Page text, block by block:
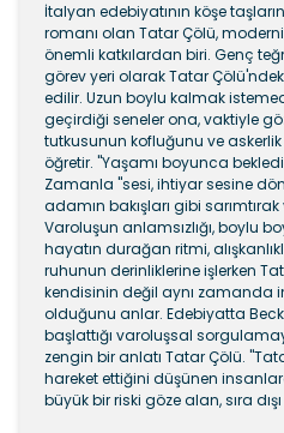
İtalyan edebiyatının köşe
romanı olan Tatar Çölü,
önemli katkılardan biri. Genç
görev yeri olarak Tatar
edilir. Uzun boylu kalmak
geçirdiği seneler ona, vaktiyle
tutkusunun kofluğunu ve
öğretir. "Yaşamı boyunca
Zamanla "sesi, ihtiyar sesine
adamın bakışları gibi
Varoluşun anlamsızlığı, boylu
hayatın durağan ritmi,
ruhunun derinliklerine işlerken
kendisinin değil aynı zamanda
olduğunu anlar. Edebiyatta
başlattığı varoluşsal
zengin bir anlatı Tatar Çölü.
hareket ettiğini düşünen
büyük bir riski göze alan, sıra